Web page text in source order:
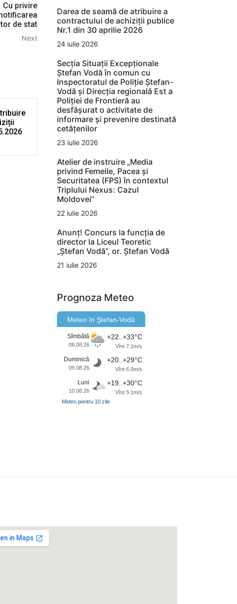
Cu privire
de stat
Next
Darea de seamă de atribuire a
contractului de achiziții publice
Nr.1 din 30 aprilie 2026
24 iulie 2026
Secția Situații Excepționale
Ștefan Vodă în comun cu
Inspectoratul de Poliție Ștefan-
Vodă și Direcția regională Est a
Poliției de Frontieră au
desfășurat o activitate de
informare și prevenire destinată
cetățenilor
23 iulie 2026
Atelier de instruire „Media
privind Femeile, Pacea și
Securitatea (FPS) în contextul
Triplului Nexus: Cazul
Moldovei”
22 iulie 2026
Anunț! Concurs la funcția de
director la Liceul Teoretic
„Ștefan Vodă”, or. Ștefan Vodă
21 iulie 2026
Prognoza Meteo
Meteo în Ştefan-Vodă
Sîmbătă
08.08.26
+22..+33°C
Vînt 7.1m/s
Duminică
09.08.26
+20..+29°C
Vînt 6.9m/s
Luni
10.08.26
+19..+30°C
Vînt 5.1m/s
Meteo pentru 10 zile